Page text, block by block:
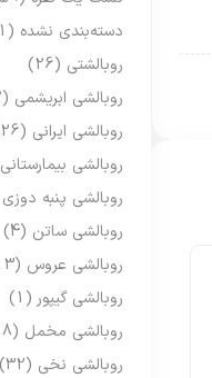
دسته‌بندی نشده (11)
روبالشتی (26)
روبالشی ابریشمی (2)
روبالشی ایرانی (26)
روبالشی بیمارستانی
روبالشی پنبه دوزی
روبالشی ساتن (4)
روبالشی عروس (13)
روبالشی گیپور (1)
روبالشی مخمل (98)
روبالشی نخی (32)